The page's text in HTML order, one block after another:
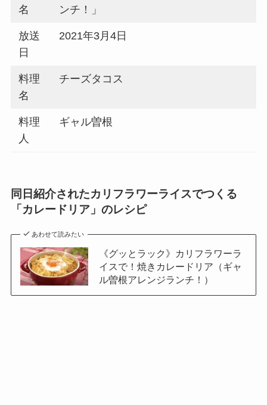
名
ンチ！」
放送
日
2021年3月4日
料理
名
チーズタコス
料理
人
ギャル曽根
同日紹介されたカリフラワーライスでつくる
「カレードリア」のレシピ
あわせて読みたい
《グッとラック》カリフラワーラ
イスで！焼きカレードリア（ギャ
ル曽根アレンジランチ！）